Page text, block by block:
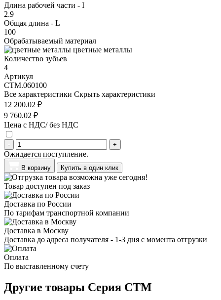
Длина рабочей части - I
2.9
Общая длина - L
100
Обрабатываемый материал
цветные металлы
Количество зубьев
4
Артикул
CTM.060100
Все характеристики Скрыть характеристики
12 200.02 ₽
9 760.02 ₽
Цена с НДС/ без НДС
- +
Ожидается поступление.
В корзину Купить в один клик
Товар доступен под заказ
Доставка по России
По тарифам транспортной компании
Доставка в Москву
Доставка до адреса получателя - 1-3 дня с момента отгрузки
Оплата
По выставленному счету
Другие товары Серия CTM